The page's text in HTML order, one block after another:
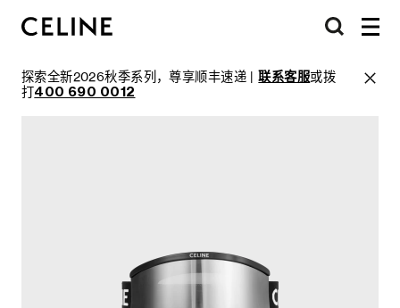
探索全新2026秋季系列，尊享顺丰速递 |联系客服或拨
打400 690 0012